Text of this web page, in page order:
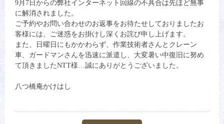
9月7日からの弊社インターネット回線の不具合は先ほど無事
に解消されました。
ご予約やお問い合わせのお返事をお待たせしておりましたお
客様には、ご迷惑をお掛けし深くお詫び申し上げます。
また、日曜日にもかかわらず、作業技術者さんとクレーン
車、ガードマンさんを迅速に派遣し、大変暑い中復旧に努め
て頂きましたNTT様…誠にありがとうございました。
八つ橋庵かけはし